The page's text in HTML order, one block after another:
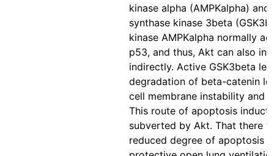
kinase alpha (AMPKalpha)
synthase kinase 3beta
kinase AMPKalpha normally
p53, and thus, Akt can also
indirectly. Active GSK3beta
degradation of beta-catenin
cell membrane instability and
This route of apoptosis
subverted by Akt. That there
reduced degree of apoptosis